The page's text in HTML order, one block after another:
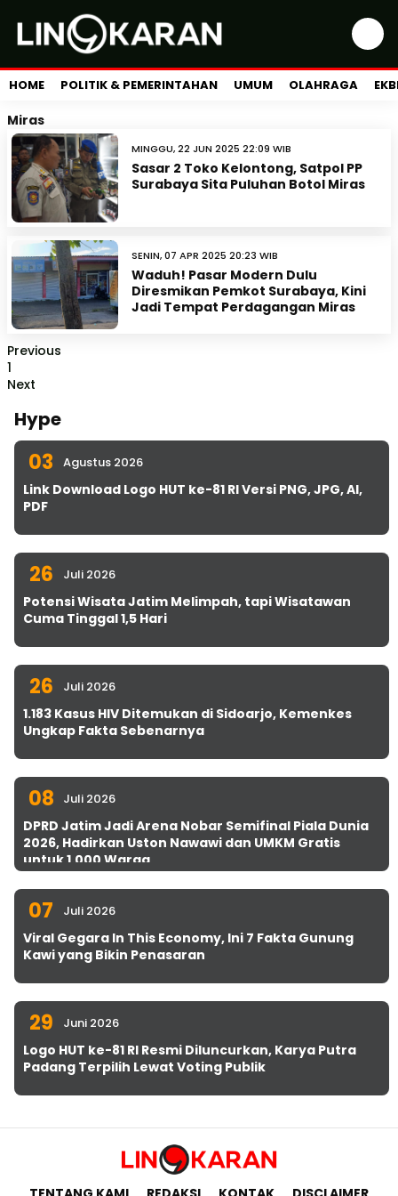
HOME POLITIK & PEMERINTAHAN UMUM OLAHRAGA
Miras
MINGGU, 22 JUN 2025 22:09 WIB
Sasar 2 Toko Kelontong, Satpol PP
Surabaya Sita Puluhan Botol Miras
SENIN, 07 APR 2025 20:23 WIB
Waduh! Pasar Modern Dulu
Diresmikan Pemkot Surabaya, Kini
Jadi Tempat Perdagangan Miras
Previous
1
Next
Hype
03 Agustus 2026
Link Download Logo HUT ke-81 RI Versi PNG, JPG, AI,
PDF
26 Juli 2026
Potensi Wisata Jatim Melimpah, tapi Wisatawan
Cuma Tinggal 1,5 Hari
26 Juli 2026
1.183 Kasus HIV Ditemukan di Sidoarjo, Kemenkes
Ungkap Fakta Sebenarnya
08 Juli 2026
DPRD Jatim Jadi Arena Nobar Semifinal Piala Dunia
2026, Hadirkan Uston Nawawi dan UMKM Gratis
untuk 1.000 Warga
07 Juli 2026
Viral Gegara In This Economy, Ini 7 Fakta Gunung
Kawi yang Bikin Penasaran
29 Juni 2026
Logo HUT ke-81 RI Resmi Diluncurkan, Karya Putra
Padang Terpilih Lewat Voting Publik